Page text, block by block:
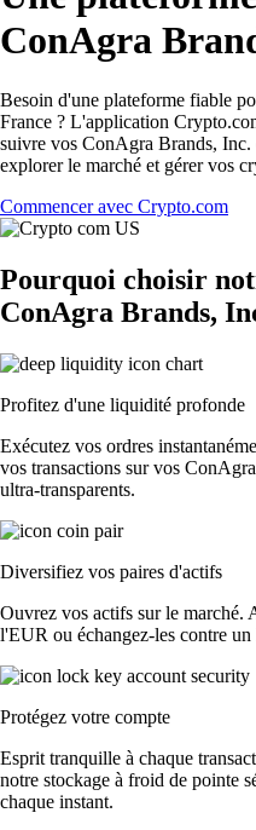
ConAgra
Besoin d'une plateforme fiable
France ? L'application
suivre vos ConAgra Brands,
explorer le marché et gérer vos
Commencer avec Crypto.com
Pourquoi choisir
ConAgra Brands,
Profitez d'une liquidité profonde
Exécutez vos ordres
vos transactions sur vos
ultra-transparents.
Diversifiez vos paires d'actifs
Ouvrez vos actifs sur le marché.
l'EUR ou échangez-les contre
Protégez votre compte
Esprit tranquille à chaque
notre stockage à froid de pointe
chaque instant.